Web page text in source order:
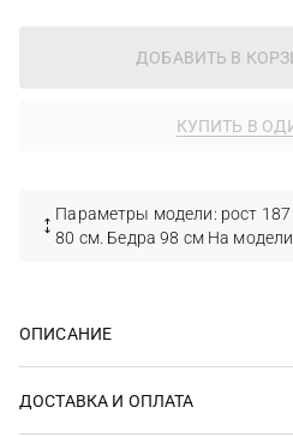
ДОБАВИТЬ В
КУПИТЬ В
Параметры модели: рост 187
80 см. Бедра 98 см На модели
ОПИСАНИЕ
ДОСТАВКА И ОПЛАТА